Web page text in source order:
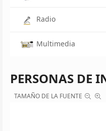
Radio
Multimedia
PERSONAS DE
TAMAÑO DE LA FUENTE